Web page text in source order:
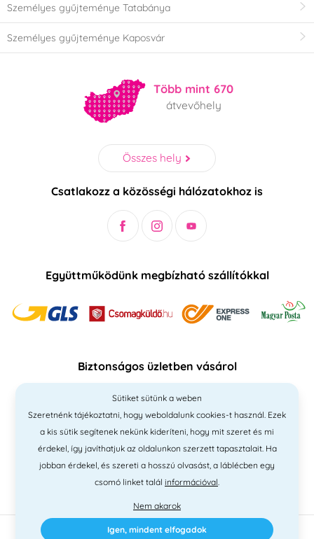
Személyes gyűjteménye Tatabánya
Személyes gyűjteménye Kaposvár
Több mint 670
átvevőhely
Összes hely
Csatlakozz a közösségi hálózatokhoz is
Együttműködünk megbízható szállítókkal
Biztonságos üzletben vásárol
2010 - 2026 © PNM International Kft. • technikai választék Simplia
Sütiket sütünk a weben
Szeretnénk tájékoztatni, hogy weboldalunk cookies-t használ. Ezek
a kis sütik segítenek nekünk kideríteni, hogy mit szeret és mi
érdekel, így javíthatjuk az oldalunkon szerzett tapasztalait. Ha
jobban érdekel, és szereti a hosszú olvasást, a láblécben egy
csomó linket talál információval.
Nem akarok
Igen, mindent elfogadok